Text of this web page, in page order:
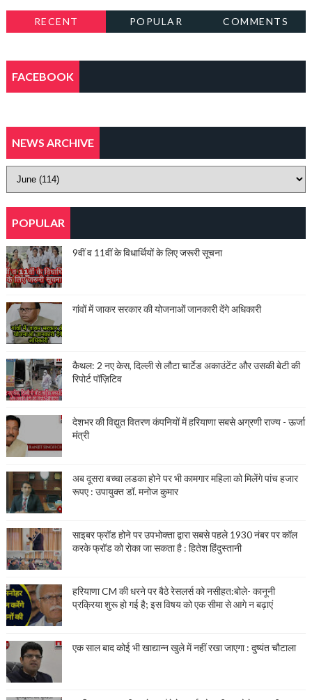
RECENT POPULAR COMMENTS
FACEBOOK
NEWS ARCHIVE
POPULAR
9वीं व 11वीं के विधार्थियों के लिए जरूरी सूचना
गांवों में जाकर सरकार की योजनाओं जानकारी देंगे अधिकारी
कैथल: 2 नए केस, दिल्ली से लौटा चार्टेड अकाउंटेंट और उसकी बेटी की
रिपोर्ट पॉज़िटिव
देशभर की विद्युत वितरण कंपनियों में हरियाणा सबसे अग्रणी राज्य - ऊर्जा
मंत्री
अब दूसरा बच्चा लडका होने पर भी कामगार महिला को मिलेंगे पांच हजार
रूपए : उपायुक्त डॉ. मनोज कुमार
साइबर फ्रॉड होने पर उपभोक्ता द्वारा सबसे पहले 1930 नंबर पर कॉल
करके फ्रॉड को रोका जा सकता है : हितेश हिंदुस्तानी
हरियाणा CM की धरने पर बैठे रेसलर्स को नसीहत:बोले- कानूनी
प्रक्रिया शुरू हो गई है; इस विषय को एक सीमा से आगे न बढ़ाएं
एक साल बाद कोई भी खाद्यान्न खुले में नहीं रखा जाएगा : दुष्यंत चौटाला